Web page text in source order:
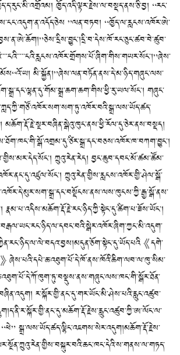
ཁྱོད་འདི་ལྟར་རྗེས་ལ་བསྡད་ནས་ཅི་བྱ། “རང་
”ལན་བཏབ། “ཁྱོད་ལ་རླངས་འཁོར་ཨེ་
མི་སྐྱོན།”ཞེས་ལན་བཏོན་ནས་དེ་མ་ཉིད་གཞུང་ལས་
གཞུང་
ཀྲུའུ་རེན་རེད། བྱང་ཆུབ་དབང་མོ་ཚམ་ཚོམ་
ཀྲུའུ་རེན་གྱིས་རླངས་འཁོར་གྱི་ཤེལ་སྒོ་
རྣམ་པ་འདིས་མཆོག་རྡོ་རྗེ་རང་ཉིད་ཀྱི་སྟེང་དུ་ཚིག་པ་ཟོས་ཡོང་།
《དགེ་
ཞེས་པའི་དཔེ་ཆ་འཐུག་པོ་དེ་ཁོ་ནས་ཁོའི་ཆིག་ལབ་ལ་ཁུ་སིམ་
ར་སྐོར་གྱི་ནང་དུ་གར་ཡོང་མི་ཤེས་པའི་རླུང་འཚུབ་
སྒྲ་ལས་ཡོད་ཚད་ལྷིང་འཇགས་སེར་འདུག།མཆོག་རྡོ་རྗེས་